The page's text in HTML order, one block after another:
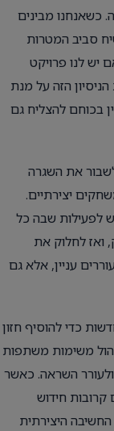
כשאנחנו מבינים
סביב המטרות
יש לנו פרויקט
הזה על מנת
בכוחם להצליח גם
את השגרה
יצירתיים.
לפעילות שבה כל
ואז לחלוק את
עניין, אלא גם
כדי להוסיף חזון
משימות משתפות
ולעורר השראה. כאשר
חידוש
היצירתית